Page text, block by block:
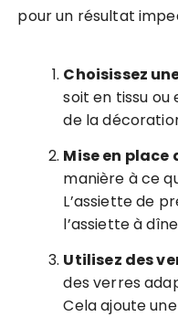
pour un résultat
Choisissez
soit en tissu ou
de la
Mise en place
manière à ce
L’assiette de
l’assiette à
Utilisez des
des verres
Cela ajoute